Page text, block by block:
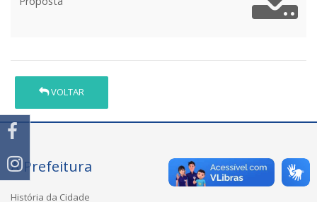
VOLTAR
A Prefeitura
História da Cidade